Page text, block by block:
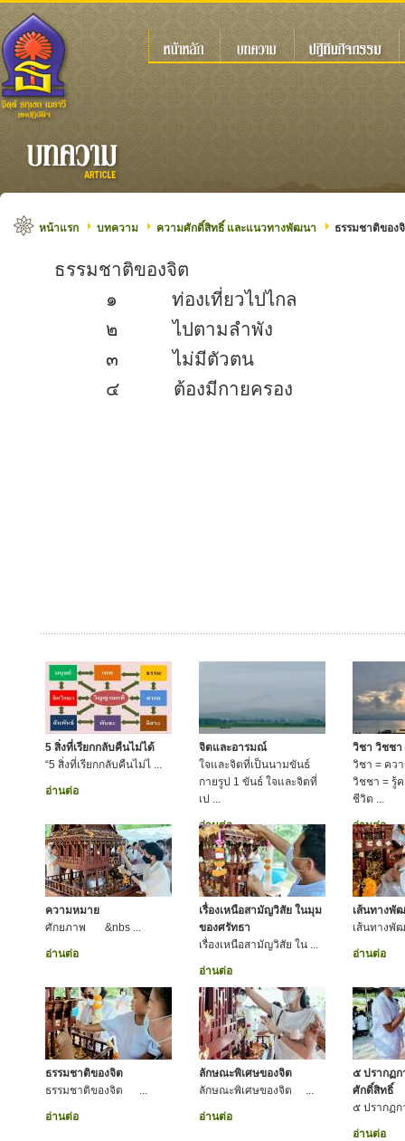
หน้าแรก บทความ ความศักดิ์สิทธิ์ และแนวทางพัฒนา ธรรมชาติของ
ธรรมชาติของจิต
๑ ท่องเที่ยวไปไกล
๒ ไปตามลำพัง
๓ ไม่มีตัวตน
๔ ต้องมีกายครอง
5 สิ่งที่เรียกกลับคืนไม่ได้
“5 สิ่งที่เรียกกลับคืนไม่ไ ...
อ่านต่อ
จิตและอารมณ์
ใจและจิตที่เป็นนามขันธ์
กายรูป 1 ขันธ์ ใจและจิตที่
เป ...
อ่านต่อ
วิชา วิชชา
วิชา = คว
วิชชา = รู้
ชีวิต ...
อ่านต่อ
ความหมาย
ศักยภาพ &nbs ...
อ่านต่อ
เรื่องเหนือสามัญวิสัย ในมุม
ของศรัทธา
เรื่องเหนือสามัญวิสัย ใน ...
อ่านต่อ
เส้นทางพั
เส้นทาง
อ่านต่อ
ธรรมชาติของจิต
ธรรมชาติของจิต ...
อ่านต่อ
ลักษณะพิเศษของจิต
ลักษณะพิเศษของจิต ...
อ่านต่อ
๕ ปรากฏ
ศักดิ์สิทธิ์
๕ ปรากฏก
อ่านต่อ